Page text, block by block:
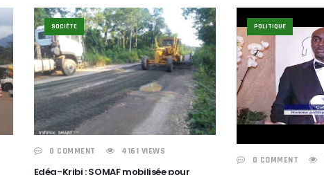
SOCIÉTE
0 COMMENT 4161 VIEWS
Edéa-Kribi : SOMAF mobilisée pour
POLITIQUE
0 COMMENT